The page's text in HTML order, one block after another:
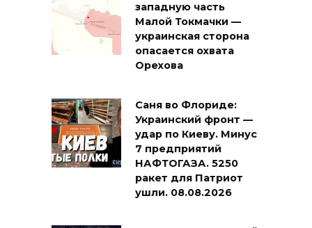
западную часть
Малой Токмачки —
украинская сторона
опасается охвата
Орехова
Саня во Флориде:
Украинский фронт —
удар по Киеву. Минус
7 предприятий
НАФТОГАЗА. 5250
ракет для Патриот
ушли. 08.08.2026